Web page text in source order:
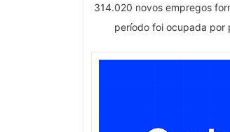
314.020 novos empregos
período foi ocupada por